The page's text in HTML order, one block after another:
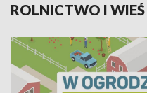
ROLNICTWO I WIEŚ